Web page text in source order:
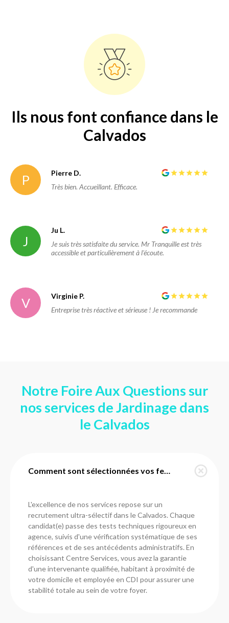
Ils nous font confiance dans le
Calvados
P
Pierre D.
Très bien. Accueillant. Efficace.
J
Ju L.
Je suis très satisfaite du service. Mr Tranquille est très
accessible et particulièrement à l'écoute.
V
Virginie P.
Entreprise très réactive et sérieuse ! Je recommande
Notre Foire Aux Questions sur
nos services de Jardinage dans
le Calvados
Comment sont sélectionnées vos femmes de ménage dans le Calvados ?
L'excellence de nos services repose sur un
recrutement ultra-sélectif dans le Calvados. Chaque
candidat(e) passe des tests techniques rigoureux en
agence, suivis d'une vérification systématique de ses
références et de ses antécédents administratifs. En
choisissant Centre Services, vous avez la garantie
d'une intervenante qualifiée, habitant à proximité de
votre domicile et employée en CDI pour assurer une
stabilité totale au sein de votre foyer.